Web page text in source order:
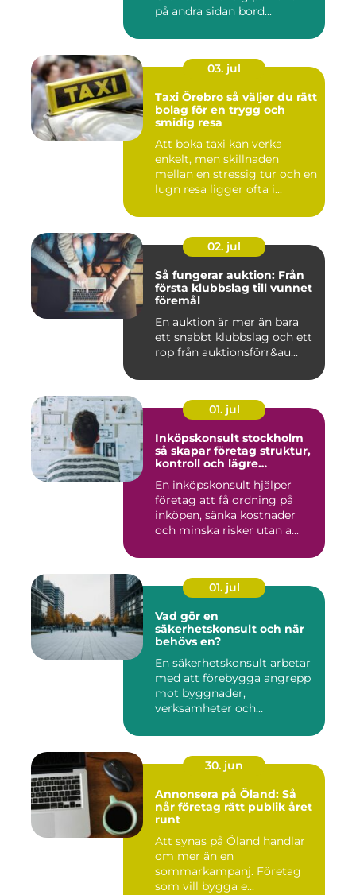
på andra sidan bord...
03. jul
Taxi Örebro så väljer du rätt
bolag för en trygg och
smidig resa
Att boka taxi kan verka
enkelt, men skillnaden
mellan en stressig tur och en
lugn resa ligger ofta i...
02. jul
Så fungerar auktion: Från
första klubbslag till vunnet
föremål
En auktion är mer än bara
ett snabbt klubbslag och ett
rop från auktionsförr&au...
01. jul
Inköpskonsult stockholm
så skapar företag struktur,
kontroll och lägre
En inköpskonsult hjälper
företag att få ordning på
inköpen, sänka kostnader
och minska risker utan a...
01. jul
Vad gör en
säkerhetskonsult och när
behövs en?
En säkerhetskonsult arbetar
med att förebygga angrepp
mot byggnader,
verksamheter och
30. jun
Annonsera på Öland: Så
når företag rätt publik året
runt
Att synas på Öland handlar
om mer än en
sommarkampanj. Företag
som vill bygga e...